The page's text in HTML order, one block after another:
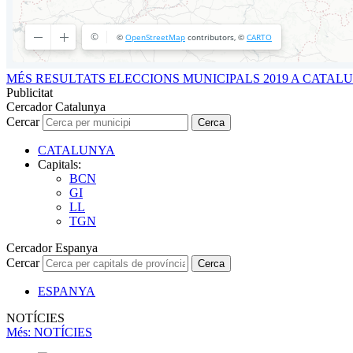
MÉS RESULTATS ELECCIONS MUNICIPALS 2019 A
Publicitat
Cercador Catalunya
Cercar
Cerca
CATALUNYA
Capitals:
BCN
GI
LL
TGN
Cercador Espanya
Cercar
Cerca
ESPANYA
NOTÍCIES
Més: NOTÍCIES